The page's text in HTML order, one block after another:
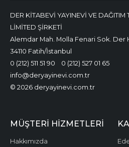
DER KİTABEVİ YAYINEVİ VE
LİMİTED ŞİRKETİ
Alemdar Mah. Molla Fenari Sok. Der
34110 Fatih/İstanbul
0 (212) 511 51 90
0 (212) 527 01 65
info@deryayinevi.com.tr
© 2026 deryayinevi.com.tr
MÜŞTERI HIZMETLERI
Hakkımızda